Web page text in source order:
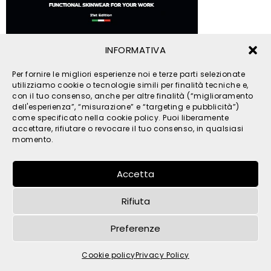
INFORMATIVA
Per fornire le migliori esperienze noi e terze parti selezionate
utilizziamo cookie o tecnologie simili per finalità tecniche e,
con il tuo consenso, anche per altre finalità (“miglioramento
dell'esperienza”, “misurazione” e “targeting e pubblicità”)
come specificato nella cookie policy. Puoi liberamente
accettare, rifiutare o revocare il tuo consenso, in qualsiasi
momento.
Accetta
Rifiuta
Preferenze
Cookie policyPrivacy Policy
IT05121480262 -privacy-cookies - by